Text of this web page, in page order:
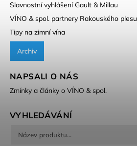
Slavnostní vyhlášení Gault & Millau
VÍNO & spol. partnery Rakouského plesu
Tipy na zimní vína
Archiv
NAPSALI O NÁS
Zmínky a články o VÍNO & spol.
VYHLEDÁVÁNÍ